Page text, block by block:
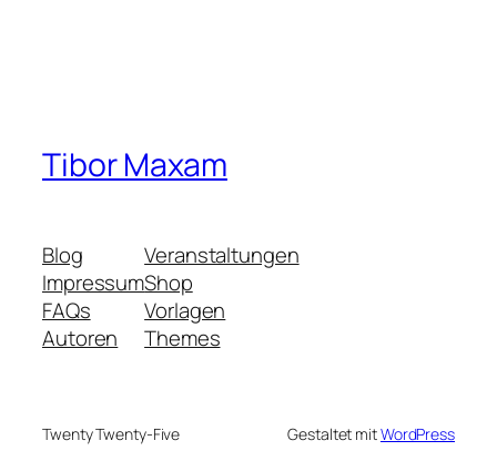
Tibor Maxam
Blog
Impressum
FAQs
Autoren
Veranstaltungen
Shop
Vorlagen
Themes
Twenty Twenty-Five Gestaltet mitWordPress